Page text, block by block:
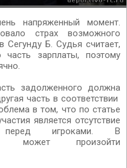
напряженный момент.
страх возможного
Сегунду Б. Судья считает,
зарплаты, поэтому
задолженного должна
часть в соответствии
в том, что по статье
является отсутствие
перед игроками. В
может произойти